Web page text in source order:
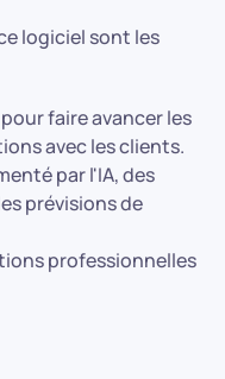
logiciel sont les
faire avancer les
avec les clients.
par l'IA, des
prévisions de
professionnelles